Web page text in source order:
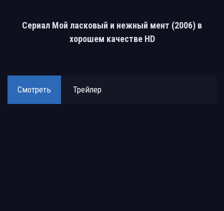
Сериал Мой ласковый и нежный мент (2006) в
хорошем качестве HD
Смотреть Трейлер